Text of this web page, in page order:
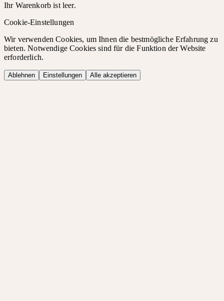
Ihr Warenkorb ist leer.
Cookie-Einstellungen
Wir verwenden Cookies, um Ihnen die bestmögliche Erfahrung zu
bieten. Notwendige Cookies sind für die Funktion der Website
erforderlich.
Ablehnen Einstellungen Alle akzeptieren